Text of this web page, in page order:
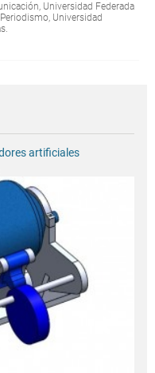
Universidad Federada
Universidad
artificiales